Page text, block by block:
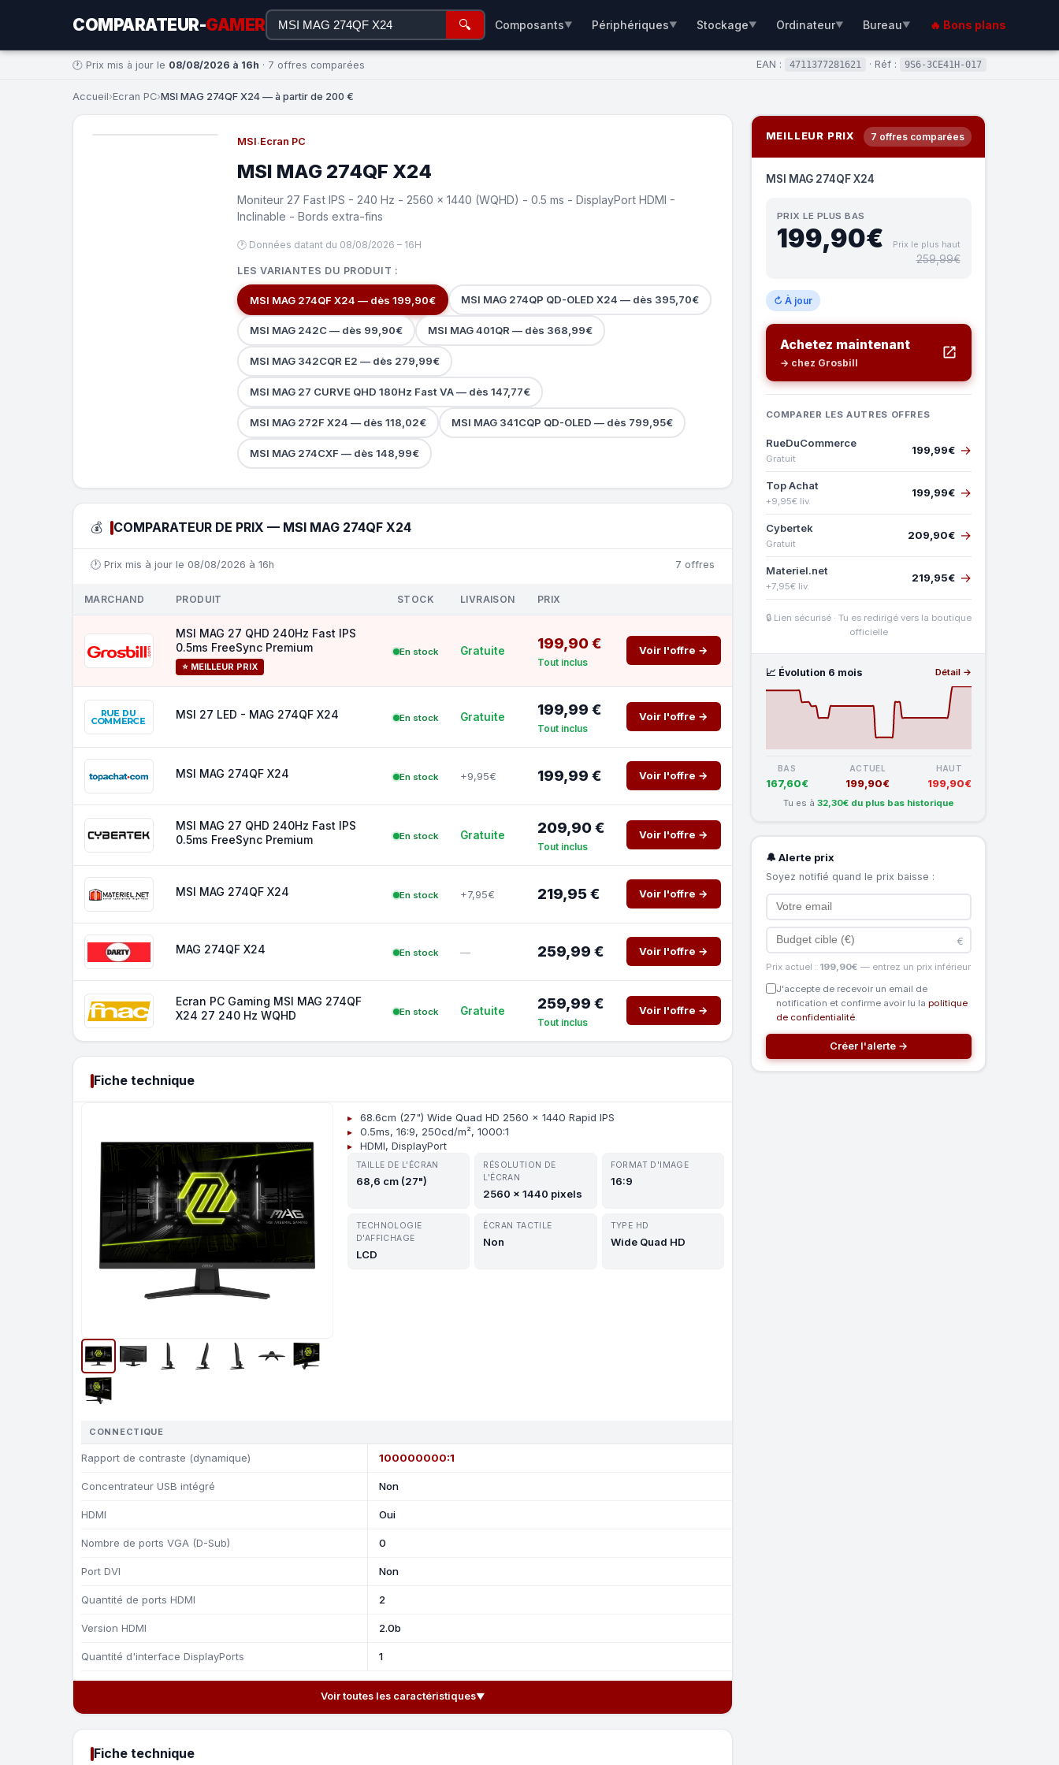
COMPARATEUR-GAMER 🔍 Composants▼ Périphériques▼ Stockage▼ Ordinateur▼ Bureau▼ 🔥 Bons plans
🕐 Prix mis à jour le 08/08/2026 à 16h · 7 offres comparées EAN : 4711377281621 · Réf : 9S6-3CE41H-017
Accueil›Ecran PC›MSI MAG 274QF X24 — à partir de 200 €
MSI·Ecran PC
MSI MAG 274QF X24
Moniteur 27 Fast IPS - 240 Hz - 2560 x 1440 (WQHD) - 0.5 ms - DisplayPort HDMI -
Inclinable - Bords extra-fins
🕐 Données datant du 08/08/2026 – 16H
LES VARIANTES DU PRODUIT :
MSI MAG 274QF X24 — dès 199,90€ MSI MAG 274QP QD-OLED X24 — dès 395,70€
MSI MAG 242C — dès 99,90€ MSI MAG 401QR — dès 368,99€
MSI MAG 342CQR E2 — dès 279,99€
MSI MAG 27 CURVE QHD 180Hz Fast VA — dès 147,77€
MSI MAG 272F X24 — dès 118,02€ MSI MAG 341CQP QD-OLED — dès 799,95€
MSI MAG 274CXF — dès 148,99€
💰 COMPARATEUR DE PRIX — MSI MAG 274QF X24
🕐 Prix mis à jour le 08/08/2026 à 16h 7 offres
MARCHAND PRODUIT STOCK LIVRAISON PRIX
MSI MAG 27 QHD 240Hz Fast IPS
0.5ms FreeSync Premium
⭐ MEILLEUR PRIX
En stock Gratuite 199,90 €
Tout inclus
Voir l'offre →
MSI 27 LED - MAG 274QF X24 En stock Gratuite 199,99 €
Tout inclus
Voir l'offre →
MSI MAG 274QF X24 En stock +9,95€ 199,99 € Voir l'offre →
MSI MAG 27 QHD 240Hz Fast IPS
0.5ms FreeSync Premium
En stock Gratuite 209,90 €
Tout inclus
Voir l'offre →
MSI MAG 274QF X24 En stock +7,95€ 219,95 € Voir l'offre →
MAG 274QF X24 En stock — 259,99 € Voir l'offre →
Ecran PC Gaming MSI MAG 274QF
X24 27 240 Hz WQHD
En stock Gratuite 259,99 €
Tout inclus
Voir l'offre →
Fiche technique
68.6cm (27") Wide Quad HD 2560 x 1440 Rapid IPS
0.5ms, 16:9, 250cd/m², 1000:1
HDMI, DisplayPort
TAILLE DE L'ÉCRAN
68,6 cm (27")
RÉSOLUTION DE
L'ÉCRAN
2560 x 1440 pixels
FORMAT D'IMAGE
16:9
TECHNOLOGIE
D'AFFICHAGE
LCD
ÉCRAN TACTILE
Non
TYPE HD
Wide Quad HD
CONNECTIQUE
Rapport de contraste (dynamique) 100000000:1
Concentrateur USB intégré Non
HDMI Oui
Nombre de ports VGA (D-Sub) 0
Port DVI Non
Quantité de ports HDMI 2
Version HDMI 2.0b
Quantité d'interface DisplayPorts 1
Voir toutes les caractéristiques▼
Fiche technique
MEILLEUR PRIX 7 offres comparées
MSI MAG 274QF X24
PRIX LE PLUS BAS
199,90€ Prix le plus haut
259,99€
↻ À jour
Achetez maintenant
→ chez Grosbill
COMPARER LES AUTRES OFFRES
RueDuCommerce
Gratuit
199,99€ →
Top Achat
+9,95€ liv.
199,99€ →
Cybertek
Gratuit
209,90€ →
Materiel.net
+7,95€ liv.
219,95€ →
🔒 Lien sécurisé · Tu es redirigé vers la boutique
officielle
📈 Évolution 6 mois Détail →
BAS
167,60€
ACTUEL
199,90€
HAUT
199,90€
Tu es à 32,30€ du plus bas historique
🔔 Alerte prix
Soyez notifié quand le prix baisse :
€
Prix actuel : 199,90€ — entrez un prix inférieur
J'accepte de recevoir un email de
notification et confirme avoir lu la politique
de confidentialité.
Créer l'alerte →